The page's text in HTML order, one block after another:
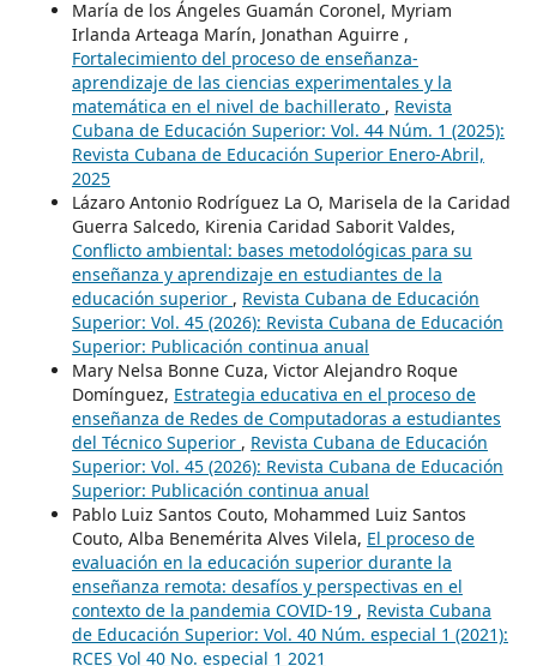
María de los Ángeles Guamán Coronel, Myriam
Irlanda Arteaga Marín, Jonathan Aguirre ,
Fortalecimiento del proceso de enseñanza-
aprendizaje de las ciencias experimentales y la
matemática en el nivel de bachillerato , Revista
Cubana de Educación Superior: Vol. 44 Núm. 1 (2025):
Revista Cubana de Educación Superior Enero-Abril,
2025
Lázaro Antonio Rodríguez La O, Marisela de la Caridad
Guerra Salcedo, Kirenia Caridad Saborit Valdes,
Conflicto ambiental: bases metodológicas para su
enseñanza y aprendizaje en estudiantes de la
educación superior , Revista Cubana de Educación
Superior: Vol. 45 (2026): Revista Cubana de Educación
Superior: Publicación continua anual
Mary Nelsa Bonne Cuza, Victor Alejandro Roque
Domínguez, Estrategia educativa en el proceso de
enseñanza de Redes de Computadoras a estudiantes
del Técnico Superior , Revista Cubana de Educación
Superior: Vol. 45 (2026): Revista Cubana de Educación
Superior: Publicación continua anual
Pablo Luiz Santos Couto, Mohammed Luiz Santos
Couto, Alba Benemérita Alves Vilela, El proceso de
evaluación en la educación superior durante la
enseñanza remota: desafíos y perspectivas en el
contexto de la pandemia COVID-19 , Revista Cubana
de Educación Superior: Vol. 40 Núm. especial 1 (2021):
RCES Vol 40 No. especial 1 2021